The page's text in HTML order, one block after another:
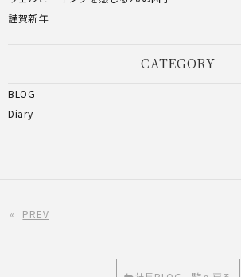
謹賀新年
CATEGORY
BLOG
Diary
« PREV